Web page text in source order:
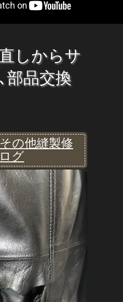
しからサ
部品交換
の他縫製修
グ